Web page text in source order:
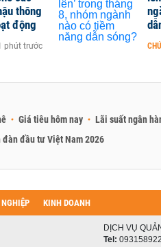
thông
động
phút trước
Giá tiêu hôm nay Lãi suất ngân
đàn đầu tư Việt Nam 2026
KINH DOANH
DỊCH VỤ
Tel: